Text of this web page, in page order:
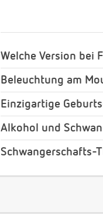
Welche Version bei
Beleuchtung am
Einzigartige
Alkohol und
Schwangerschafts-